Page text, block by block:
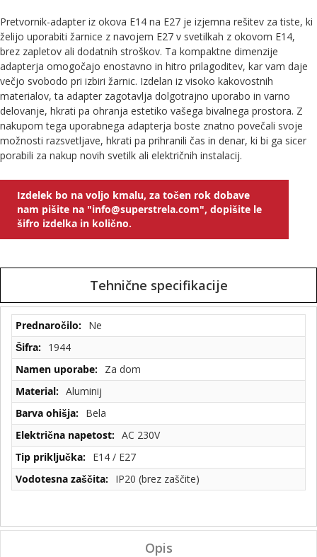
Pretvornik-adapter iz okova E14 na E27 je izjemna rešitev za tiste, ki
želijo uporabiti žarnice z navojem E27 v svetilkah z okovom E14,
brez zapletov ali dodatnih stroškov. Ta kompaktne dimenzije
adapterja omogočajo enostavno in hitro prilagoditev, kar vam daje
večjo svobodo pri izbiri žarnic. Izdelan iz visoko kakovostnih
materialov, ta adapter zagotavlja dolgotrajno uporabo in varno
delovanje, hkrati pa ohranja estetiko vašega bivalnega prostora. Z
nakupom tega uporabnega adapterja boste znatno povečali svoje
možnosti razsvetljave, hkrati pa prihranili čas in denar, ki bi ga sicer
porabili za nakup novih svetilk ali električnih instalacij.
Izdelek bo na voljo kmalu, za točen rok dobave
nam pišite na "info@superstrela.com", dopišite le
šifro izdelka in količno.
Tehnične specifikacije
Tehnične
specifikacije
Ne
1944
Za dom
Aluminij
Bela
AC 230V
E14 / E27
IP20 (brez zaščite)
Opis